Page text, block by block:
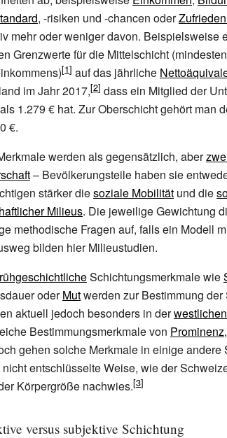
, -risiken und -chancen oder
mehr oder weniger davon. Beispielsweise
Grenzwerte für die Mittelschicht
auf das jährliche
im Jahr 2017,
dass ein Mitglied der
1.279 € hat. Zur Oberschicht gehört man
€.
werden als gegensätzlich, aber
– Bevölkerungsteile haben sie
stärker diesoziale Mobilität und die
Milieus. Die jeweilige Gewichtung
methodische Fragen auf, falls ein Modell
bilden hier Milieustudien.
Schichtungsmerkmale wie
oderMutwerden zur Bestimmung
aktuell jedoch besonders in der
Bestimmungsmerkmale von Prominenz
gehen solche Merkmale in einige
entschlüsselte Weise, wie der
Körpergröße nachwies.
versus subjektive Schichtung